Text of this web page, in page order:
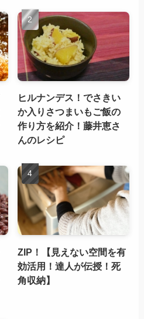
ヒルナンデス！でさきい
か入りさつまいもご飯の
作り方を紹介！藤井恵さ
んのレシピ
ZIP！【見えない空間を有
効活用！達人が伝授！死
角収納】